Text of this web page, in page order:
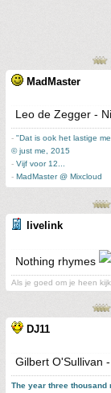
MadMaster
Leo de Zegger -
- "Dat is ook het lastige
© just me, 2015
- Vijf voor 12...
- MadMaster @ Mixcloud
livelink
Nothing rhymes
Als je goed om je heen
DJ11
Gilbert O'Sullivan
The year three